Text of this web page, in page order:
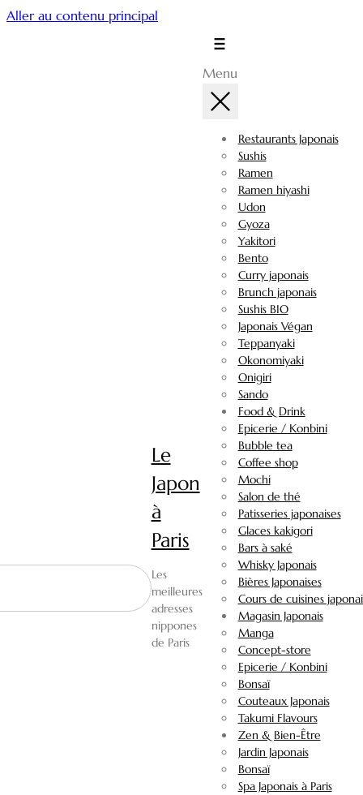
Aller au contenu principal
Le
Japon
à
Paris
Les
meilleures
adresses
nippones
de Paris
Menu
Restaurants Japonais
Sushis
Ramen
Ramen hiyashi
Udon
Gyoza
Yakitori
Bento
Curry japonais
Brunch japonais
Sushis BIO
Japonais Végan
Teppanyaki
Okonomiyaki
Onigiri
Sando
Food & Drink
Epicerie / Konbini
Bubble tea
Coffee shop
Mochi
Salon de thé
Patisseries japonaises
Glaces kakigori
Bars à saké
Whisky Japonais
Bières Japonaises
Cours de cuisines
Magasin Japonais
Manga
Concept-store
Epicerie / Konbini
Bonsaï
Couteaux Japonais
Takumi Flavours
Zen & Bien-Être
Jardin Japonais
Bonsaï
Spa Japonais à Paris